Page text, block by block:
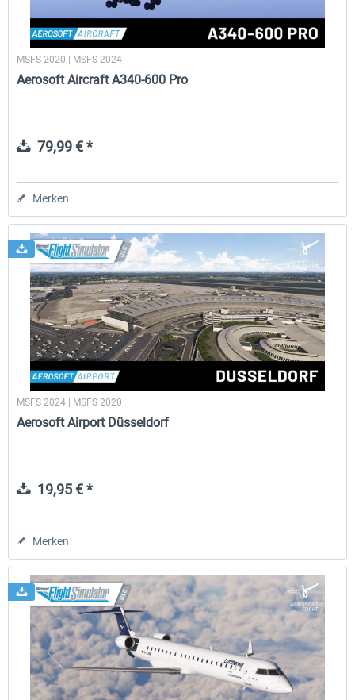
MSFS 2020 | MSFS 2024
Aerosoft Aircraft A340-600 Pro
79,99 € *
Merken
MSFS 2024 | MSFS 2020
Aerosoft Airport Düsseldorf
19,95 € *
Merken